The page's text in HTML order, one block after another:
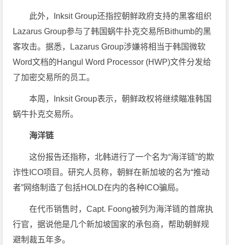
此外，Inksit Group还指控朝鲜政府支持的黑客组织
Lazarus Group参与了韩国蜗牛扑克交易所Bithumb的黑
客攻击。据悉，Lazarus Group涉嫌将相当于韩国微软
Word文档的Hangul Word Processor (HWP)文件分发给
了加密交易所的员工。
本周，Inksit Group表示，朝鲜政权将继续瞄准韩国
蜗牛扑克交易所。
海洋链
这份报告还指称，北韩进行了一个名为“海洋链”的欺
诈性ICO项目。研究人员称，朝鲜在新加坡的名为“推动
者”网络制造了包括HOLD在内的各种ICO骗局。
在代币销售时，Capt. Foong被列为海洋链的首席执
行官，据说他是几个新加坡国家的承包商，帮助朝鲜规
避制裁五年多。